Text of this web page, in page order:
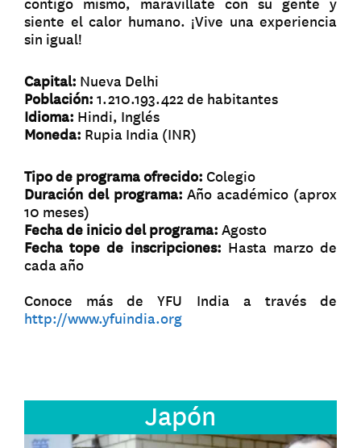
contigo mismo, maravíllate con su gente y
siente el calor humano. ¡Vive una experiencia
sin igual!
Capital: Nueva Delhi
Población: 1.210.193.422 de habitantes
Idioma: Hindi, Inglés
Moneda: Rupia India (INR)
Tipo de programa ofrecido: Colegio
Duración del programa: Año académico (aprox
10 meses)
Fecha de inicio del programa: Agosto
Fecha tope de inscripciones: Hasta marzo de
cada año
Conoce más de YFU India a través de
http://www.yfuindia.org
Japón